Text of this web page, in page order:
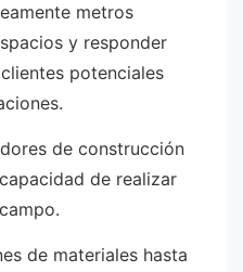
metros
y responder
potenciales
de construcción
de realizar
de materiales hasta